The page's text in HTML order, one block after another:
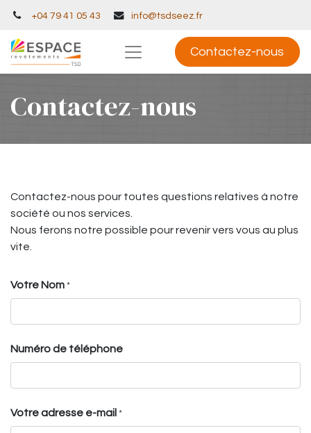
+04 79 41 05 43 info@tsdseez.fr
Contactez-nous
Contactez-nous
Contactez-nous pour toutes questions relatives à notre
société ou nos services.
Nous ferons notre possible pour revenir vers vous au plus
vite.
Votre Nom *
Numéro de téléphone
Votre adresse e-mail *